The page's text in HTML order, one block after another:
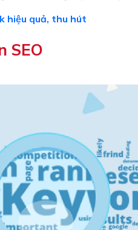
hiệu quả, thu hút
SEO